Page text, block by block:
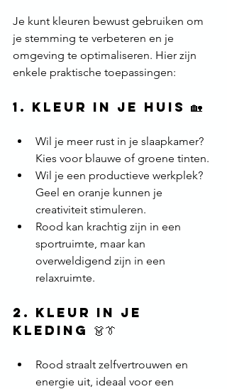
Je kunt kleuren bewust gebruiken om
je stemming te verbeteren en je
omgeving te optimaliseren. Hier zijn
enkele praktische toepassingen:
1. Kleur in je huis 🏡
Wil je meer rust in je slaapkamer?
Kies voor blauwe of groene tinten.
Wil je een productieve werkplek?
Geel en oranje kunnen je
creativiteit stimuleren.
Rood kan krachtig zijn in een
sportruimte, maar kan
overweldigend zijn in een
relaxruimte.
2. Kleur in je
kleding 👗👔
Rood straalt zelfvertrouwen en
energie uit, ideaal voor een